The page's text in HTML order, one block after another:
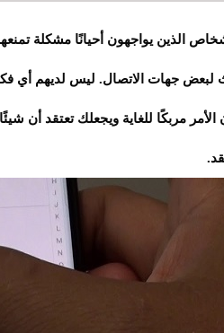
الذين يواجهون أحيانًا مشكلة
جهات الاتصال. ليس لديهم أي
مربكًا للغاية ويجعلك تعتقد أن